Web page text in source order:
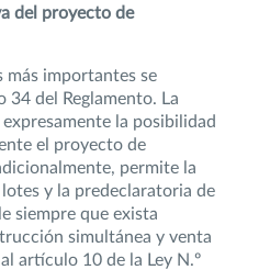
del proyecto de
más importantes se
del Reglamento. La
la posibilidad
el proyecto de
permite la
y la predeclaratoria de
siempre que exista
simultánea y venta
artículo 10 de la Ley N.º